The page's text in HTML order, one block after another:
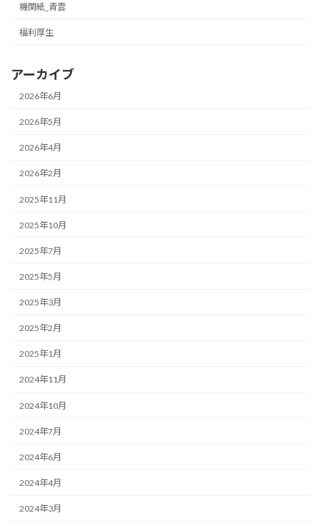
機関紙_青雲
福利厚生
アーカイブ
2026年6月
2026年5月
2026年4月
2026年2月
2025年11月
2025年10月
2025年7月
2025年5月
2025年3月
2025年2月
2025年1月
2024年11月
2024年10月
2024年7月
2024年6月
2024年4月
2024年3月